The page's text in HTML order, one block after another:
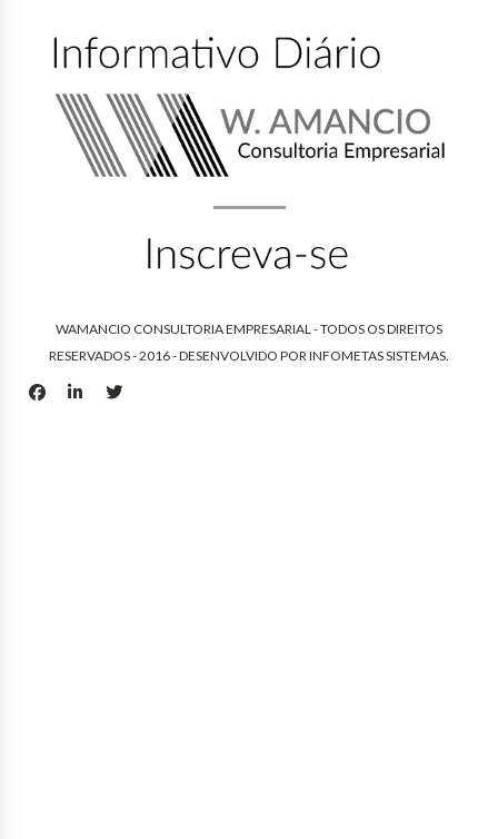
WAMANCIO CONSULTORIA EMPRESARIAL - TODOS OS DIREITOS
RESERVADOS - 2016 - DESENVOLVIDO PORINFOMETAS SISTEMAS.